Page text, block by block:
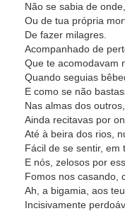
Não se sabia de
Ou de tua própria
De fazer milagres.
Acompanhado de
Que te acomodavam
Quando seguias
E como se não
Nas almas dos outros,
Ainda recitavas por
Até à beira dos rios,
Fácil de se sentir, em
E nós, zelosos por
Fomos nos casando,
Ah, a bigamia, aos
Incisivamente